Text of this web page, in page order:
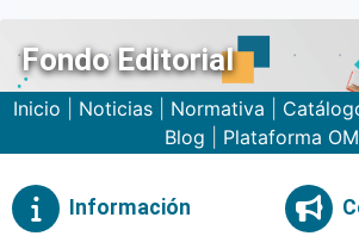
Fondo Editorial
Inicio Noticias Normativa
Blog
Plataforma
Información